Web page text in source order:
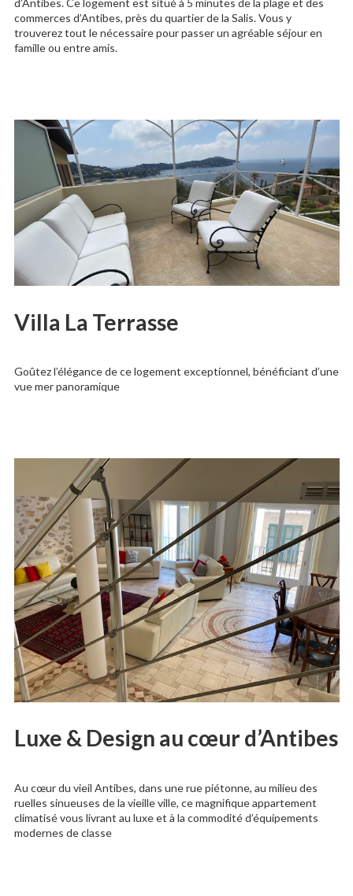
commerces d’Antibes, près du quartier de la Salis. Vous y
trouverez tout le nécessaire pour passer un agréable séjour en
famille ou entre amis.
Villa La Terrasse
Goûtez l’élégance de ce logement exceptionnel, bénéficiant d’une
vue mer panoramique
Luxe & Design au cœur d’Antibes
Au cœur du vieil Antibes, dans une rue piétonne, au milieu des
ruelles sinueuses de la vieille ville, ce magnifique appartement
climatisé vous livrant au luxe et à la commodité d’équipements
modernes de classe